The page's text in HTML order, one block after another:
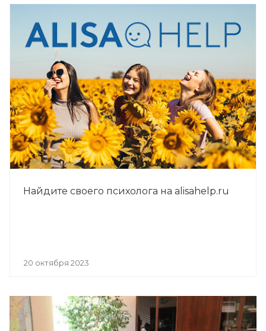
Найдите своего психолога на alisahelp.ru
20 октября 2023